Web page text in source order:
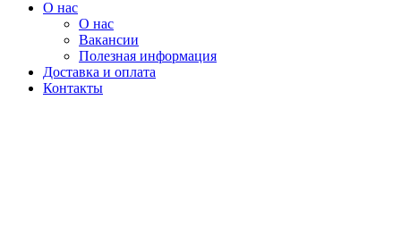
О нас
О нас
Вакансии
Полезная информация
Доставка и оплата
Контакты